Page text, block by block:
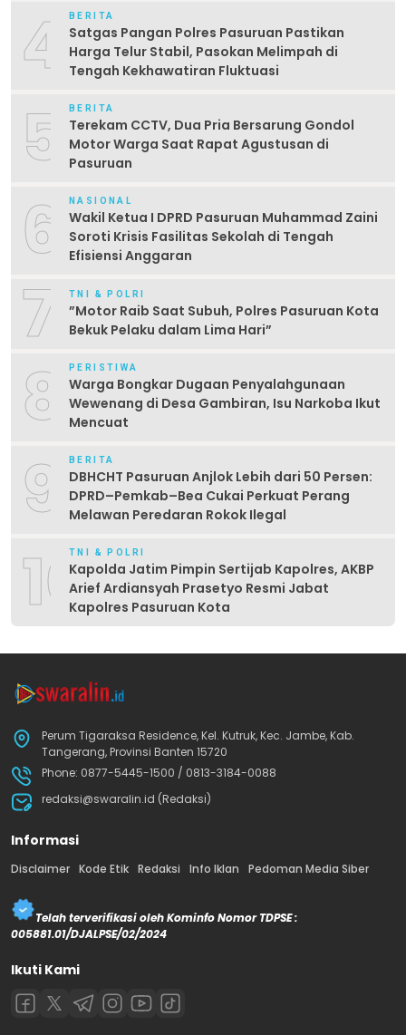
4 BERITA
Satgas Pangan Polres Pasuruan Pastikan
Harga Telur Stabil, Pasokan Melimpah di
Tengah Kekhawatiran Fluktuasi
5 BERITA
Terekam CCTV, Dua Pria Bersarung Gondol
Motor Warga Saat Rapat Agustusan di
Pasuruan
6 NASIONAL
Wakil Ketua I DPRD Pasuruan Muhammad Zaini
Soroti Krisis Fasilitas Sekolah di Tengah
Efisiensi Anggaran
7 TNI & POLRI
‎”Motor Raib Saat Subuh, Polres Pasuruan Kota
Bekuk Pelaku dalam Lima Hari” ‎
8 PERISTIWA
Warga Bongkar Dugaan Penyalahgunaan
Wewenang di Desa Gambiran, Isu Narkoba Ikut
Mencuat
9 BERITA
DBHCHT Pasuruan Anjlok Lebih dari 50 Persen:
DPRD–Pemkab–Bea Cukai Perkuat Perang
Melawan Peredaran Rokok Ilegal
10TNI & POLRI
Kapolda Jatim Pimpin Sertijab Kapolres, AKBP
Arief Ardiansyah Prasetyo Resmi Jabat
Kapolres Pasuruan Kota
Perum Tigaraksa Residence, Kel. Kutruk, Kec. Jambe, Kab.
Tangerang, Provinsi Banten 15720
Phone: 0877-5445-1500 / 0813-3184-0088
redaksi@swaralin.id (Redaksi)
Informasi
Disclaimer Kode Etik Redaksi Info Iklan Pedoman Media Siber
Telah terverifikasi oleh Kominfo Nomor TDPSE :
005881.01/DJALPSE/02/2024
Ikuti Kami